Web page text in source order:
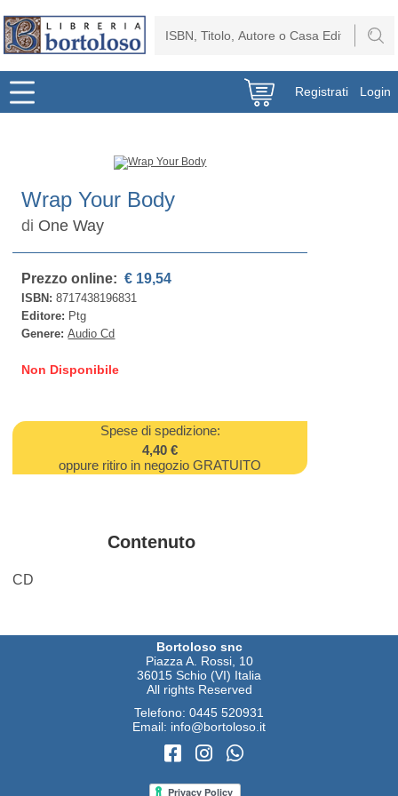
Registrati Login
Wrap Your Body
di One Way
Prezzo online: € 19,54
ISBN:8717438196831
Editore: Ptg
Genere:Audio Cd
Non Disponibile
Spese di spedizione:
4,40 €
oppure ritiro in negozio GRATUITO
Contenuto
CD
Bortoloso snc
Piazza A. Rossi, 10
36015 Schio (VI) Italia
All rights Reserved
Telefono: 0445 520931
Email: info@bortoloso.it